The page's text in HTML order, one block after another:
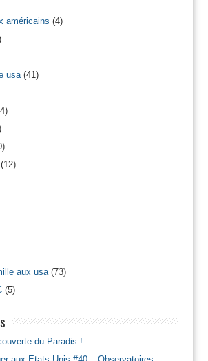
américains (4)
usa(41)
aux usa(73)
(5)
du Paradis !